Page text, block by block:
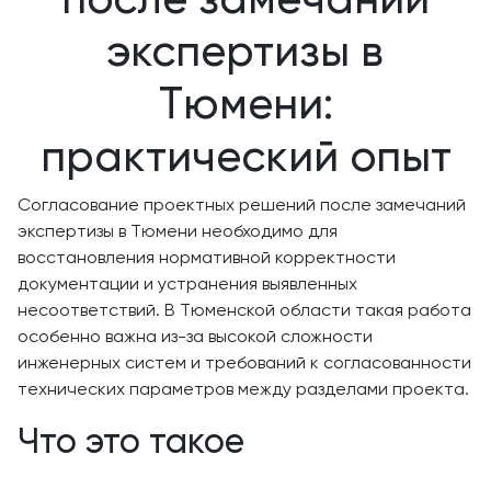
экспертизы в
Тюмени:
практический опыт
Согласование проектных решений после замечаний
экспертизы в Тюмени необходимо для
восстановления нормативной корректности
документации и устранения выявленных
несоответствий. В Тюменской области такая работа
особенно важна из-за высокой сложности
инженерных систем и требований к согласованности
технических параметров между разделами проекта.
Что это такое